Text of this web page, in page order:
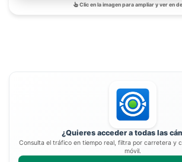
Clic en la imagen para ampliar y ver en
¿Quieres acceder a todas las
Consulta el tráfico en tiempo real, filtra por carretera y
móvil.